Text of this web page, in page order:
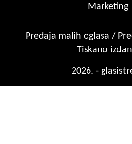
Marketing
Predaja malih oglasa /
Tiskano
2026. -